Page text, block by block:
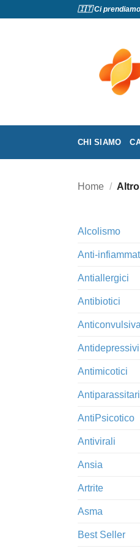
🇮🇹 Ci
CHI SIAMO
Home / Altro
Alcolismo
Anti-
Antiallergici
Antibiotici
Antidepressivi
Antimicotici
Antiparassitari
AntiPsicotico
Antivirali
Ansia
Artrite
Asma
Best Seller